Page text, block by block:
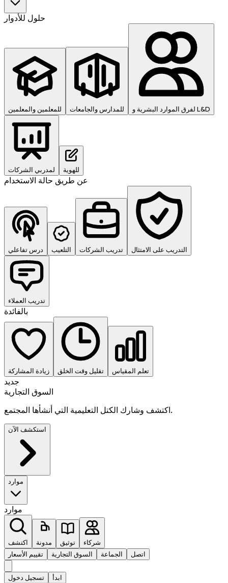
حلول للأدوار
للمعلمين والمعلمين للمدارس والجامعات لفرق الموارد البشرية و L&D
لمدربي الشركات للهوية
عن طريق حالة الاستخدام
درس تفاعلي التلعيب تدريب الشركات التدريب على الامتثال
تدريب العملاء
بالفائدة
زيادة المشاركة تقليل وقت الخلق تعلم المقياس
جديد
السوق التجارية
اكتشف وشارك الكتل التعليمية التي أنشأها المجتمع.
استكشف الآن
موارد
موارد
اكتشف مدونة توثيق
شركاء
تقييم الأسعار
السوق التجارية الجماعة اتصل
تسجيل دخول ابدأ